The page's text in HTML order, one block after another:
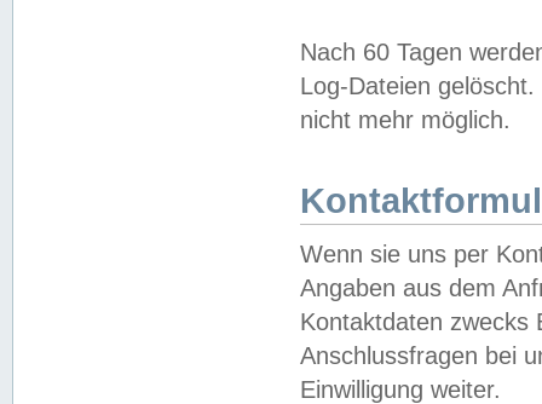
Nach 60 Tagen
Log-Dateien
nicht mehr möglich.
Wenn sie uns per
Angaben aus dem
Kontaktdaten zwecks
Anschlussfragen bei
Einwilligung weiter.